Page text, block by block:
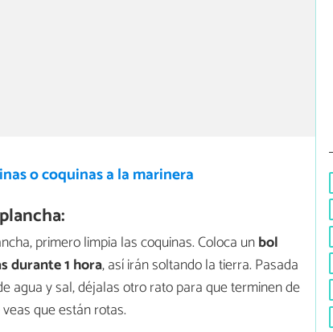
o coquinas a la marinera
primero limpia las coquinas. Coloca unbol
durante 1 hora, así irán soltando la tierra. Pasada
agua y sal, déjalas otro rato para que terminen de
que están rotas.